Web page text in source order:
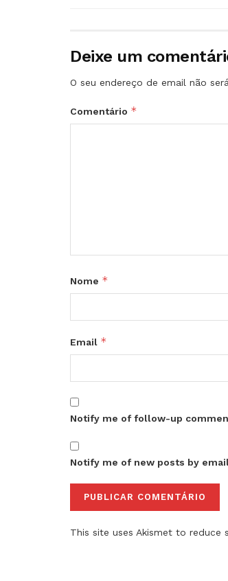
Deixe um
O seu endereço de email não
Comentário *
Nome *
Email *
Notify me of follow-up
Notify me of new posts by
This site uses Akismet to reduce